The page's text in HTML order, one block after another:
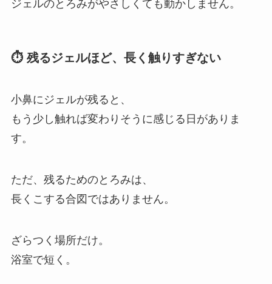
ジェルのとろみがやさしくても動かしません。
⏱️ 残るジェルほど、長く触りすぎない
小鼻にジェルが残ると、
もう少し触れば変わりそうに感じる日がありま
す。
ただ、残るためのとろみは、
長くこする合図ではありません。
ざらつく場所だけ。
浴室で短く。